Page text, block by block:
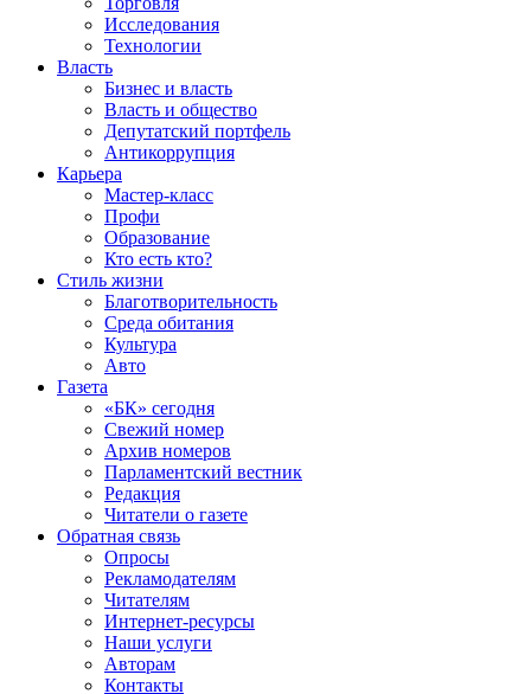
Исследования
Технологии
Власть
Бизнес и власть
Власть и общество
Депутатский портфель
Антикоррупция
Карьера
Мастер-класс
Профи
Образование
Кто есть кто?
Стиль жизни
Благотворительность
Среда обитания
Культура
Авто
Газета
«БК» сегодня
Свежий номер
Архив номеров
Парламентский вестник
Редакция
Читатели о газете
Обратная связь
Опросы
Рекламодателям
Читателям
Интернет-ресурсы
Наши услуги
Авторам
Контакты